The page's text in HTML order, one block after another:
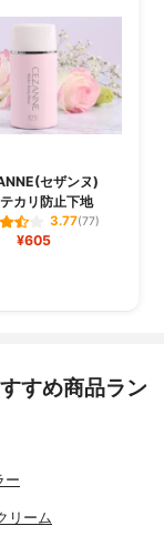
セザンヌ)
カリ防止下地
3.77(77)
¥605
すめ商品ラン
ー
リーム